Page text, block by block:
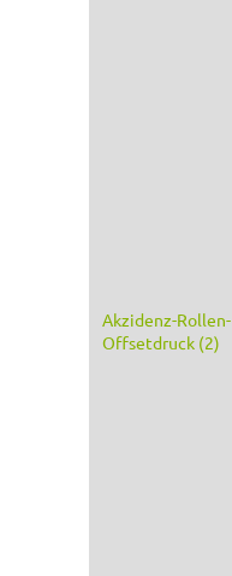
Akzidenz-Rollen-
Offsetdruck (2)